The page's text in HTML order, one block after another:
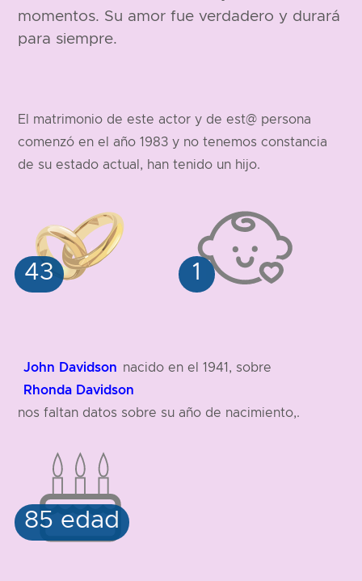
momentos. Su amor fue verdadero y durará
para siempre.
El matrimonio de este actor y de est@ persona
comenzó en el año 1983 y no tenemos constancia
de su estado actual, han tenido un hijo.
John Davidson nacido en el 1941, sobre
Rhonda Davidson
nos faltan datos sobre su año de nacimiento,.